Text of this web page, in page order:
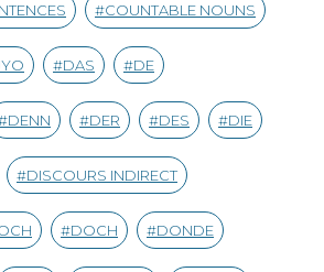
COUNTABLE NOUNS
DAS DE
DENN DER DES DIE
DISCOURS INDIRECT
DOCH DONDE